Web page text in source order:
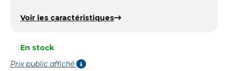
Voir les caractéristiques
En stock
Prix public affiché